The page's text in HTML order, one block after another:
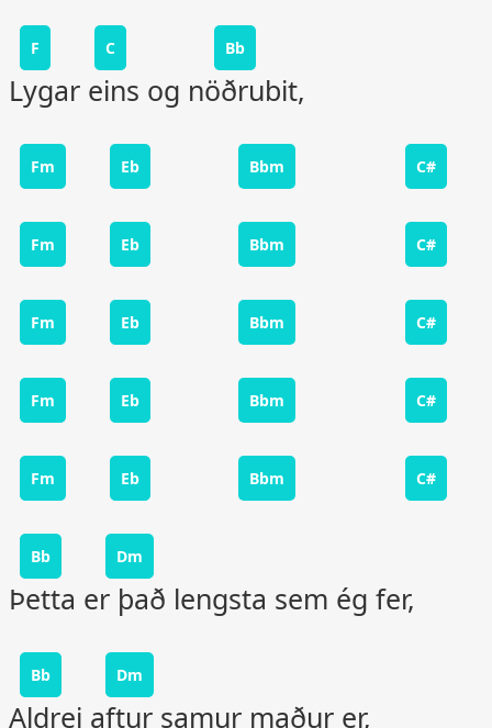
F C Bb
Lygar eins og nöðrubit,
Fm Eb Bbm C#
Fm Eb Bbm C#
Fm Eb Bbm C#
Fm Eb Bbm C#
Fm Eb Bbm C#
Bb Dm
Þetta er það lengsta sem ég fer,
Bb Dm
Aldrei aftur samur maður er,